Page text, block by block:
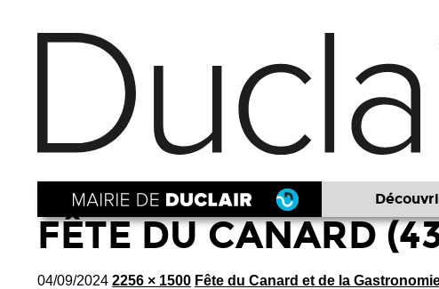
FÊTE DU CANARD
04/09/2024 2256 × 1500 Fête du Canard et de la